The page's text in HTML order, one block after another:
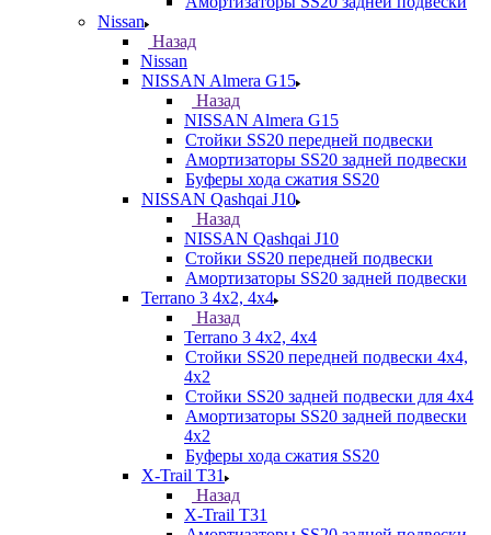
Nissan
Назад
Nissan
NISSAN Almera G15
Назад
NISSAN Almera G15
Стойки SS20 передней подвески
Амортизаторы SS20 задней подвески
Буферы хода сжатия SS20
NISSAN Qashqai J10
Назад
NISSAN Qashqai J10
Стойки SS20 передней подвески
Амортизаторы SS20 задней подвески
Terrano 3 4х2, 4х4
Назад
Terrano 3 4х2, 4х4
Стойки SS20 передней подвески 4х4,
4x2
Стойки SS20 задней подвески для 4х4
Амортизаторы SS20 задней подвески
4х2
Буферы хода сжатия SS20
X-Trail T31
Назад
X-Trail T31